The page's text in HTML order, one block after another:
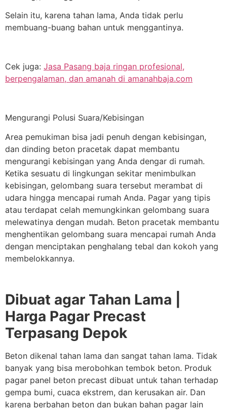
Selain itu, karena tahan lama, Anda tidak perlu
membuang-buang bahan untuk menggantinya.
Cek juga: Jasa Pasang baja ringan profesional,
berpengalaman, dan amanah di amanahbaja.com
Mengurangi Polusi Suara/Kebisingan
Area pemukiman bisa jadi penuh dengan kebisingan,
dan dinding beton pracetak dapat membantu
mengurangi kebisingan yang Anda dengar di rumah.
Ketika sesuatu di lingkungan sekitar menimbulkan
kebisingan, gelombang suara tersebut merambat di
udara hingga mencapai rumah Anda. Pagar yang tipis
atau terdapat celah memungkinkan gelombang suara
melewatinya dengan mudah. Beton pracetak membantu
menghentikan gelombang suara mencapai rumah Anda
dengan menciptakan penghalang tebal dan kokoh yang
membelokkannya.
Dibuat agar Tahan Lama |
Harga Pagar Precast
Terpasang Depok
Beton dikenal tahan lama dan sangat tahan lama. Tidak
banyak yang bisa merobohkan tembok beton. Produk
pagar panel beton precast dibuat untuk tahan terhadap
gempa bumi, cuaca ekstrem, dan kerusakan air. Dan
karena berbahan beton dan bukan bahan pagar lain